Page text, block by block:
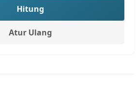
Hitung
Atur Ulang